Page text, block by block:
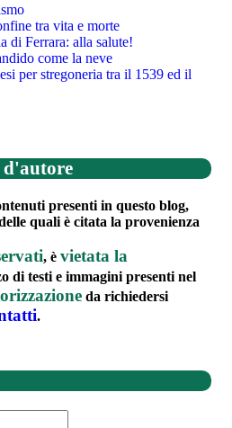
tra vita e morte
di Ferrara: alla salute!
come la neve
per stregoneria tra il 1539 ed il
presenti in questo blog,
quali è citata la provenienza
, è vietata la
di testi e immagini presenti nel
da richiedersi
.